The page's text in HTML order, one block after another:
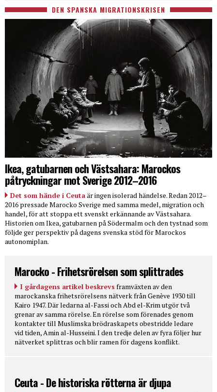
DEN SPANSKA MIGRATIONSKRISEN
Ikea, gatubarnen och Västsahara: Marockos
påtryckningar mot Sverige 2012–2016
Det som hände i Ceutaär ingen isolerad händelse. Redan 2012–
2016 pressade Marocko Sverige med samma medel, migration och
handel, för att stoppa ett svenskt erkännande av Västsahara.
Historien om Ikea, gatubarnen på Södermalm och den tystnad som
följde ger perspektiv på dagens svenska stöd för Marockos
autonomiplan.
Marocko - Frihetsrörelsen som splittrades
I gårdagens artikel beskrevs framväxten av den
marockanska frihetsrörelsens nätverk från Genève 1930 till
Kairo 1947. Där ledarna al-Fassi och Abd el-Krim utgör två
grenar av samma rörelse. En rörelse som förenades genom
kontakter till Muslimska brödraskapets obestridde ledare
vid tiden, Amin al-Husseini. I den tredje delen av fyra följer hur
nätverket splittras och blir ramen för dagens konflikt.
Ceuta - De historiska rötterna är djupa